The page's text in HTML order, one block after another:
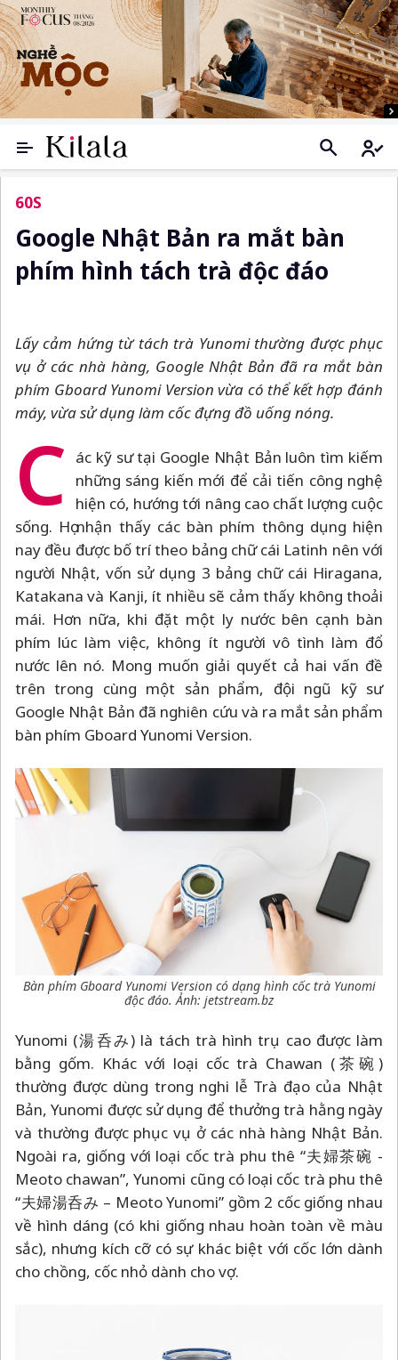
60S
Google Nhật Bản ra mắt bàn
phím hình tách trà độc đáo
Lấy cảm hứng từ tách trà Yunomi thường được phục
vụ ở các nhà hàng, Google Nhật Bản đã ra mắt bàn
phím Gboard Yunomi Version vừa có thể kết hợp đánh
máy, vừa sử dụng làm cốc đựng đồ uống nóng.
C
ác kỹ sư tại Google Nhật Bản luôn tìm kiếm
những sáng kiến mới để cải tiến công nghệ
hiện có, hướng tới nâng cao chất lượng cuộc
sống. Họ nhận thấy các bàn phím thông dụng hiện
nay đều được bố trí theo bảng chữ cái Latinh nên với
người Nhật, vốn sử dụng 3 bảng chữ cái Hiragana,
Katakana và Kanji, ít nhiều sẽ cảm thấy không thoải
mái. Hơn nữa, khi đặt một ly nước bên cạnh bàn
phím lúc làm việc, không ít người vô tình làm đổ
nước lên nó. Mong muốn giải quyết cả hai vấn đề
trên trong cùng một sản phẩm, đội ngũ kỹ sư
Google Nhật Bản đã nghiên cứu và ra mắt sản phẩm
bàn phím Gboard Yunomi Version.
Bàn phím Gboard Yunomi Version có dạng hình cốc trà Yunomi
độc đáo. Ảnh: jetstream.bz
Yunomi (湯呑み) là tách trà hình trụ cao được làm
bằng gốm. Khác với loại cốc trà Chawan (茶碗)
thường được dùng trong nghi lễ Trà đạo của Nhật
Bản, Yunomi được sử dụng để thưởng trà hằng ngày
và thường được phục vụ ở các nhà hàng Nhật Bản.
Ngoài ra, giống với loại cốc trà phu thê “夫婦茶碗 -
Meoto chawan”, Yunomi cũng có loại cốc trà phu thê
“夫婦湯呑み – Meoto Yunomi” gồm 2 cốc giống nhau
về hình dáng (có khi giống nhau hoàn toàn về màu
sắc), nhưng kích cỡ có sự khác biệt với cốc lớn dành
cho chồng, cốc nhỏ dành cho vợ.